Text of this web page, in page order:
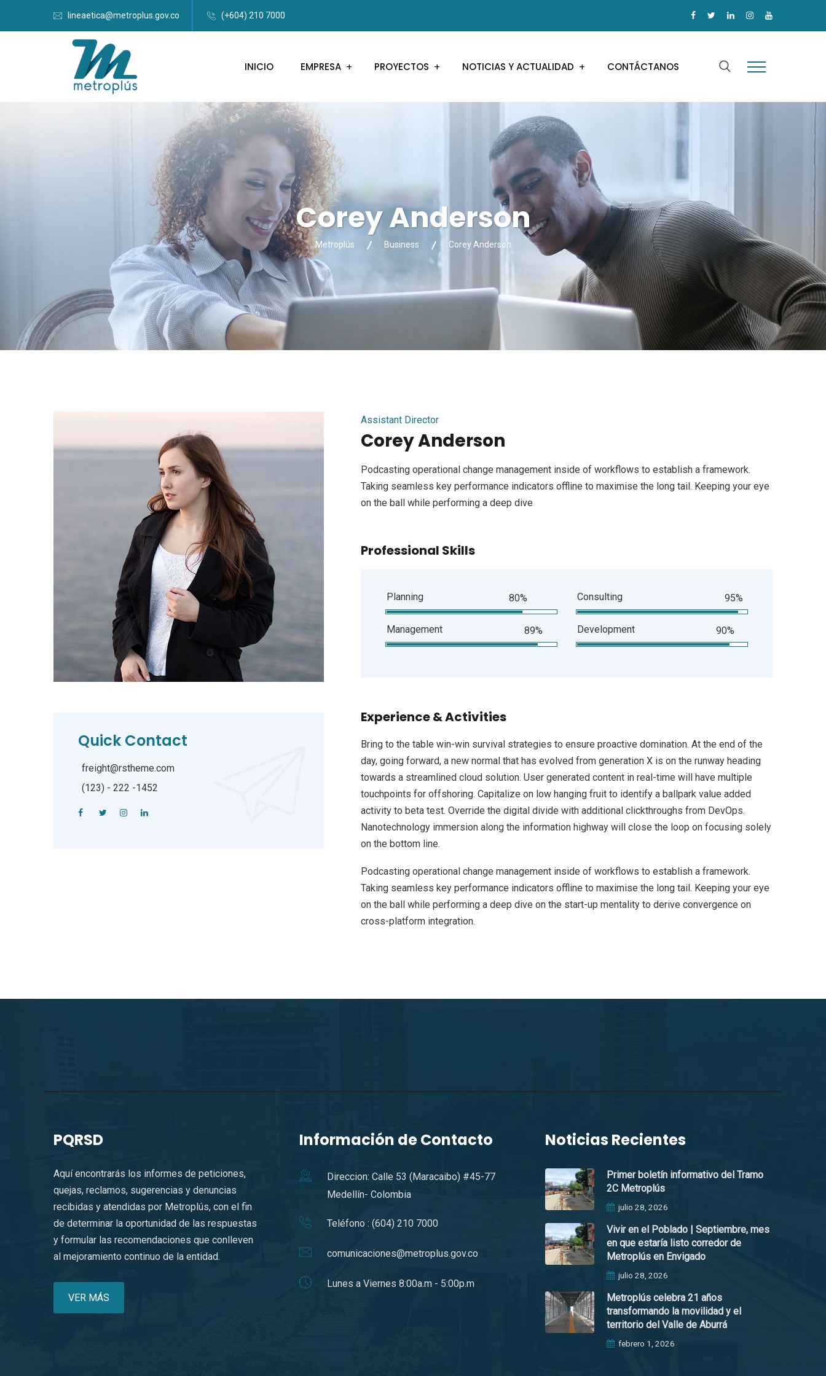
lineaetica@metroplus.gov.co (+604) 210 7000
INICIO EMPRESA PROYECTOS NOTICIAS Y ACTUALIDAD CONTÁCTANOS
Corey Anderson
Metroplús Business Corey Anderson
Quick Contact
freight@rstheme.com
(123) - 222 -1452
Assistant Director
Corey Anderson
Podcasting operational change management inside of workflows to establish a framework.
Taking seamless key performance indicators offline to maximise the long tail. Keeping your eye
on the ball while performing a deep dive
Professional Skills
Planning 80% Consulting 95%
Management 89% Development 90%
Experience & Activities
Bring to the table win-win survival strategies to ensure proactive domination. At the end of the
day, going forward, a new normal that has evolved from generation X is on the runway heading
towards a streamlined cloud solution. User generated content in real-time will have multiple
touchpoints for offshoring. Capitalize on low hanging fruit to identify a ballpark value added
activity to beta test. Override the digital divide with additional clickthroughs from DevOps.
Nanotechnology immersion along the information highway will close the loop on focusing solely
on the bottom line.
Podcasting operational change management inside of workflows to establish a framework.
Taking seamless key performance indicators offline to maximise the long tail. Keeping your eye
on the ball while performing a deep dive on the start-up mentality to derive convergence on
cross-platform integration.
PQRSD
Aquí encontrarás los informes de peticiones,
quejas, reclamos, sugerencias y denuncias
recibidas y atendidas por Metroplús, con el fin
de determinar la oportunidad de las respuestas
y formular las recomendaciones que conlleven
al mejoramiento continuo de la entidad.
VER MÁS
Información de Contacto
Direccion: Calle 53 (Maracaibo) #45-77
Medellín- Colombia
Teléfono : (604) 210 7000
comunicaciones@metroplus.gov.co
Lunes a Viernes 8:00a.m - 5:00p.m
Noticias Recientes
Primer boletín informativo del Tramo
2C Metroplús
julio 28, 2026
Vivir en el Poblado | Septiembre, mes
en que estaría listo corredor de
Metroplús en Envigado
julio 28, 2026
Metroplús celebra 21 años
transformando la movilidad y el
territorio del Valle de Aburrá
febrero 1, 2026